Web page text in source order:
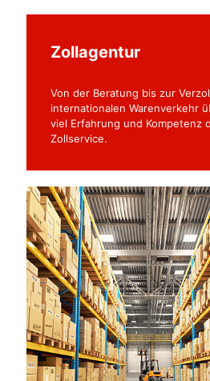
Zollagentur
Von der Beratung bis zur
internationalen Warenverkehr
viel Erfahrung und Kompetenz
Zollservice.